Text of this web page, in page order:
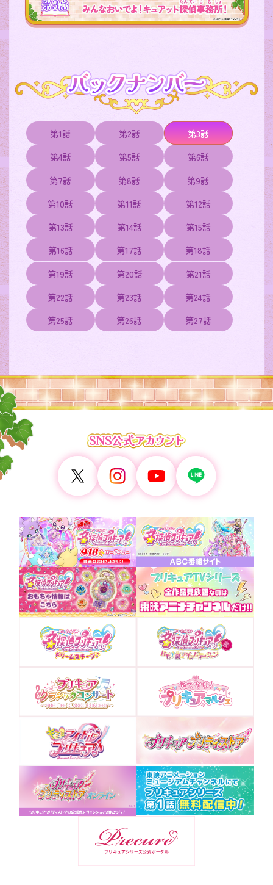
第1話 第2話
第3話
第4話
第5話
第6話
第7話
第8話
第9話
第10話
第11話
第12話
第13話
第14話
第15話
第16話
第17話
第18話
第19話
第20話
第21話
第22話
第23話
第24話
第25話
第26話 第27話